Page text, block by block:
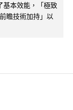
基本效能，「極致
瞻技術加持」以